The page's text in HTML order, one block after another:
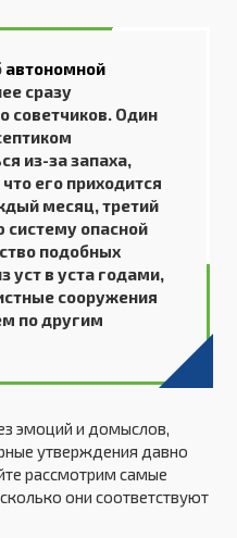
автономной
сразу
советчиков. Один
из-за запаха,
его приходится
месяц, третий
систему опасной
подобных
уст в уста годами,
сооружения
по другим
эмоций и домыслов,
утверждения давно
рассмотрим самые
они соответствуют